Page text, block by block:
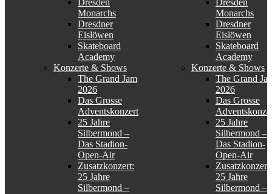
Dresden
Monarchs
Dresdner
Eislöwen
Skateboard
Academy
Konzerte & Shows
The Grand Jam
2026
Das Grosse
Adventskonzert
25 Jahre
Silbermond –
Das Stadion-
Open-Air
Zusatzkonzert:
25 Jahre
Silbermond –
Dresden
Monarchs
Dresdner
Eislöwen
Skateboard
Academy
Konzerte & Shows
The Grand
2026
Das Grosse
25 Jahre
Silbermond –
Das Stadion-
Open-Air
Zusatzkonzert:
25 Jahre
Silbermond –